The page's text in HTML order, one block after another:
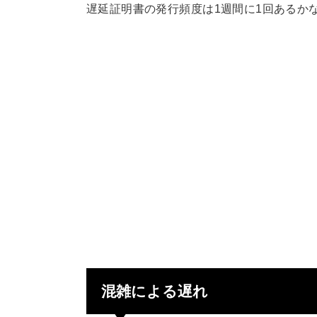
遅延証明書の発行頻度は1週間に1回あるか
混雑による遅れ